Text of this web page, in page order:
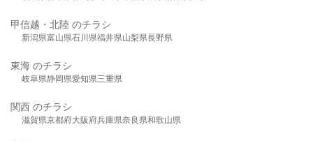
甲信越・北陸 のチラシ
新潟県富山県石川県福井県山梨県長野県
東海 のチラシ
岐阜県静岡県愛知県三重県
関西 のチラシ
滋賀県京都府大阪府兵庫県奈良県和歌山県